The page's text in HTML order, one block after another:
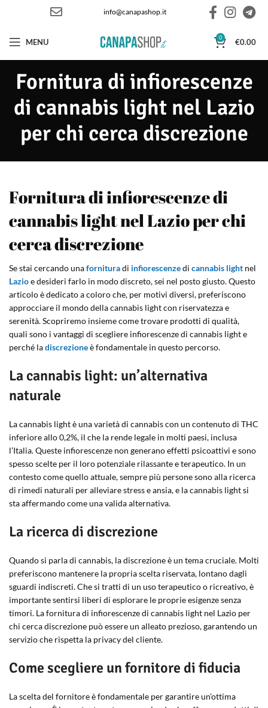
info@canapashop.it
MENU 0 €0.00
Fornitura di infiorescenze
di cannabis light nel Lazio
per chi cerca discrezione
Fornitura di infiorescenze di
cannabis light nel Lazio per chi
cerca discrezione
Se stai cercando unafornituradi infiorescenzedi cannabis light nel
Lazioe desideri farlo in modo discreto, sei nel posto giusto. Questo
articolo è dedicato a coloro che, per motivi diversi, preferiscono
approcciare il mondo della cannabis light con riservatezza e
serenità. Scopriremo insieme come trovare prodotti di qualità,
quali sono i vantaggi di scegliere infiorescenze di cannabis light e
perché ladiscrezioneè fondamentale in questo percorso.
La cannabis light: un’alternativa
naturale
La cannabis light è una varietà di cannabis con un contenuto di THC
inferiore allo 0,2%, il che la rende legale in molti paesi, inclusa
l’Italia. Queste infiorescenze non generano effetti psicoattivi e sono
spesso scelte per il loro potenziale rilassante e terapeutico. In un
contesto come quello attuale, sempre più persone sono alla ricerca
di rimedi naturali per alleviare stress e ansia, e la cannabis light si
sta affermando come una valida alternativa.
La ricerca di discrezione
Quando si parla di cannabis, la discrezione è un tema cruciale. Molti
preferiscono mantenere la propria scelta riservata, lontano dagli
sguardi indiscreti. Che si tratti di un uso terapeutico o ricreativo, è
importante sentirsi liberi di esplorare le proprie esigenze senza
timori. La fornitura di infiorescenze di cannabis light nel Lazio per
chi cerca discrezione può essere un alleato prezioso, garantendo un
servizio che rispetta la privacy del cliente.
Come scegliere un fornitore di fiducia
La scelta del fornitore è fondamentale per garantire un’ottima